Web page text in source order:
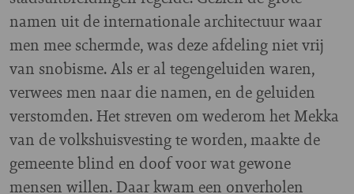
namen uit de internationale architectuur waar
men mee schermde, was deze afdeling niet vrij
van snobisme. Als er al tegengeluiden waren,
verwees men naar die namen, en de geluiden
verstomden. Het streven om wederom het Mekka
van de volkshuisvesting te worden, maakte de
gemeente blind en doof voor wat gewone
mensen willen. Daar kwam een onverholen